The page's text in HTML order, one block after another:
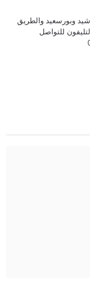
وبورسعيد والطريق
للتواصل